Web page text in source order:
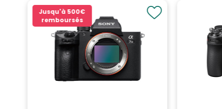
Jusqu'à 500€
remboursés